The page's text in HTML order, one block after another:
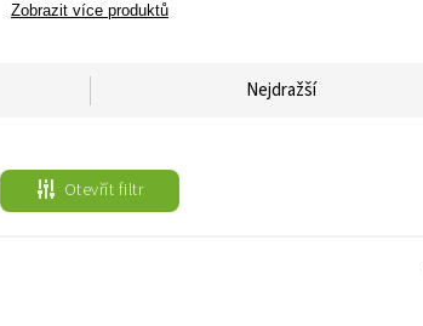
Zobrazit více produktů
Nejdražší
Otevřít filtr